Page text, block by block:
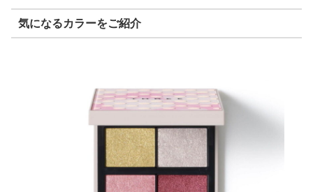
気になるカラーをご紹介